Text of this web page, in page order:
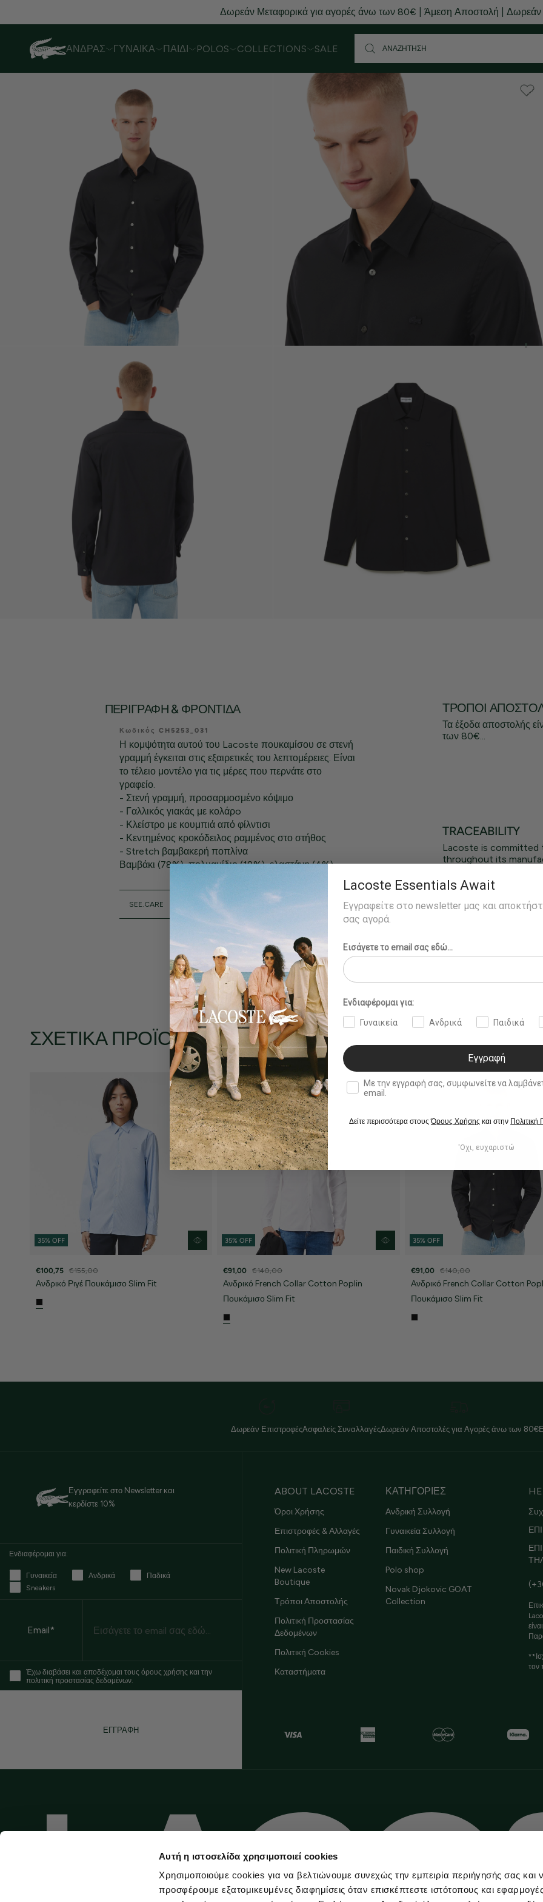
Αυτή η ιστοσελίδα χρησιμοποιεί cookies
Χρησιμοποιούμε cookies για να βελτιώνουμε συνεχώς την εμπειρία περιήγησής σας και
προσφέρουμε εξατομικευμένες διαφημίσεις όταν επισκέπτεστε ιστότοπους και
Δωρεάν Μεταφορικά για αγορές άνω των 80€ | Άμεση Αποστολή | Δωρεάν
ΆΝΔΡΑΣ ΓΥΝΑΊΚΑ ΠΑΙΔΊ POLOS COLLECTIONS SALE
ΠΕΡΙΓΡΑΦΉ & ΦΡΟΝΤΊΔΑ
Κωδικός CH5253_031
Η κομψότητα αυτού του Lacoste πουκαμίσου σε στενή
γραμμή έγκειται στις εξαιρετικές του λεπτομέρειες. Είναι
το τέλειο μοντέλο για τις μέρες που περνάτε στο
γραφείο.
- Στενή γραμμή, προσαρμοσμένο κόψιμο
- Γαλλικός γιακάς με κολάρo
- Κλείστρο με κουμπιά από φίλντισι
- Κεντημένος κροκόδειλος ραμμένος στο στήθος
- Stretch βαμβακερή ποπλίνα
Βαμβάκι (78%), πολυαμίδιο (18%), ελαστάνη (4%)
SEE.CARE
ΤΡΌΠΟΙ
Τα έξοδα αποστολής
των 80€...
TRACEABILITY
Lacoste is
throughout its
ΣΧΕΤΙΚΆ ΠΡΟΪΌΝΤΑ
35% OFF
€100,75 €155,00
Ανδρικό Ριγέ Πουκάμισο Slim Fit
35% OFF
€91,00 €140,00
Ανδρικό French Collar Cotton Poplin
Πουκάμισο Slim Fit
35% OFF
€91,00 €140,00
Ανδρικό French Collar Cotton
Πουκάμισο Slim Fit
Δωρεάν ΕπιστροφέςΑσφαλείς ΣυναλλαγέςΔωρεάν Αποστολές για Αγορές άνω των 80€
Εγγραφείτε στο Newsletter και
κερδίστε 10%
Ενδιαφέρομαι για:
Γυναικεία Ανδρικά
Παδικά
Sneakers
Email*
Έχω διαβάσει και αποδέχομαι τους όρους χρήσης και την
πολιτική προστασίας δεδομένων.
ΕΓΓΡΑΦΗ
ABOUT LACOSTE
Όροι Χρήσης
Επιστροφές & Αλλαγές
Πολιτική Πληρωμών
New Lacoste
Boutique
Τρόποι Αποστολής
Πολιτική Προστασίας
Δεδομένων
Πολιτική Cookies
Καταστήματα
ΚΑΤΗΓΟΡΙΕΣ
Ανδρική Συλλογή
Γυναικεία Συλλογή
Παιδική Συλλογή
Polo shop
Novak Djokovic GOAT
Collection
τον
Lacoste Essentials Await
Εγγραφείτε στο newsletter μας και
σας αγορά.
Εισάγετε το email σας εδώ...
Ενδιαφέρομαι για:
Γυναικεία Ανδρικά Παιδικά
Εγγραφή
double opt in
Με την εγγραφή σας, συμφωνείτε να λαμβάνετε
email.
Δείτε περισσότερα στουςΌρους Χρήσης και στην
'Οχι, ευχαριστώ